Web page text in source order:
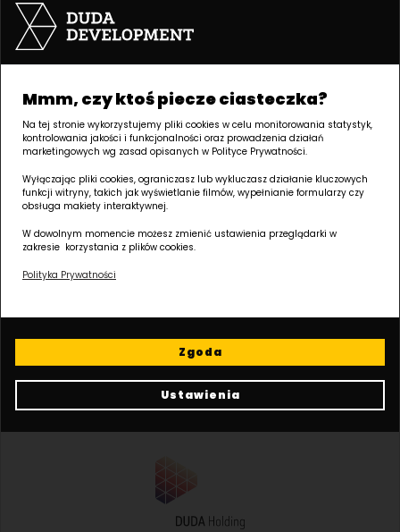
Mmm, czy ktoś piecze ciasteczka?
Na tej stronie wykorzystujemy pliki cookies w celu monitorowania statystyk,
kontrolowania jakości i funkcjonalności oraz prowadzenia działań
marketingowych wg zasad opisanych w Polityce Prywatności.
Wyłączając pliki cookies, ograniczasz lub wykluczasz działanie kluczowych
funkcji witryny, takich jak wyświetlanie filmów, wypełnianie formularzy czy
obsługa makiety interaktywnej.
W dowolnym momencie możesz zmienić ustawienia przeglądarki w
zakresie korzystania z plików cookies.
Polityka Prywatności
Ustawienia
Zgoda
Palacza 144, 60-278 Poznań
poniedziałek – piątek: 8:00 – 17:00
biuro@dudadevelopment.pl
+48 61 646 84 44
Informacje o spółce:
DUDA DEVELOPMENT SPÓŁKA Z OGRANICZONĄ ODPOWIEDZIALNOŚCIĄ SPÓŁKA
KOMANDYTOWO-AKCYJNA
Macieja Palacza 144, 60-278 Poznań, Polska
000,00 ZŁ
Należymy